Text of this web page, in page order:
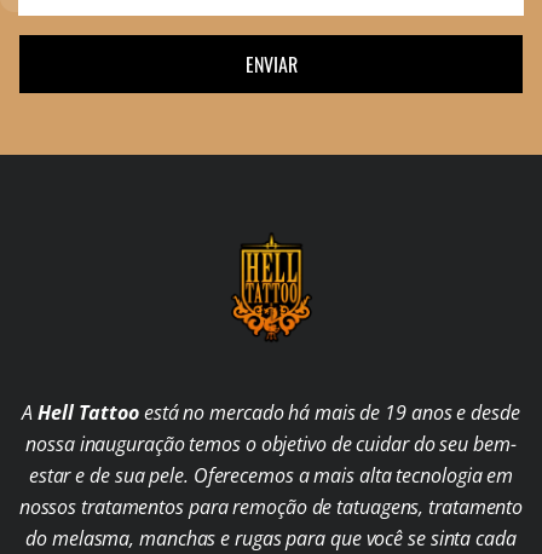
ENVIAR
AHell Tattooestá no mercado há mais de 19 anos e desde
nossa inauguração temos o objetivo de cuidar do seu bem-
estar e de sua pele. Oferecemos a mais alta tecnologia em
nossos tratamentos para remoção de tatuagens, tratamento
do melasma, manchas e rugas para que você se sinta cada